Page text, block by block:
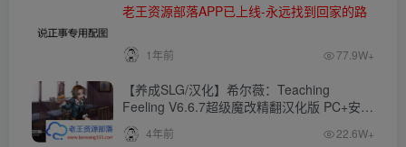
老王资源部落APP已上线-永远找到回家的路
1年前 77.9W+
【养成SLG/汉化】希尔薇：Teaching
Feeling V6.6.7超级魔改精翻汉化版 PC+安卓
【4.3G】
4年前 22.6W+